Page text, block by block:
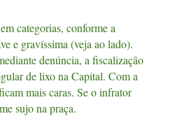
categorias, conforme a
e gravíssima (veja ao lado).
denúncia, a fiscalização
de lixo na Capital. Com a
mais caras. Se o infrator
sujo na praça.